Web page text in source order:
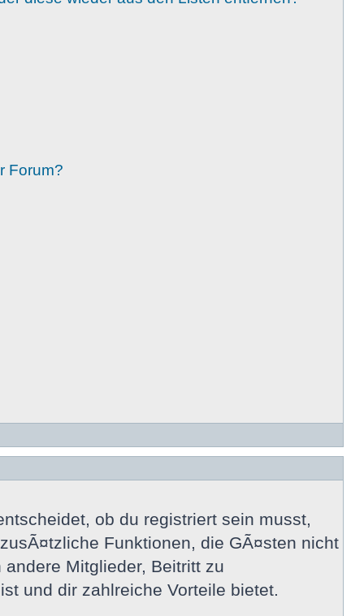
Forum?
ob du registriert sein musst,
Funktionen, die GÃ¤sten nicht
Mitglieder, Beitritt zu
und dir zahlreiche Vorteile bietet.